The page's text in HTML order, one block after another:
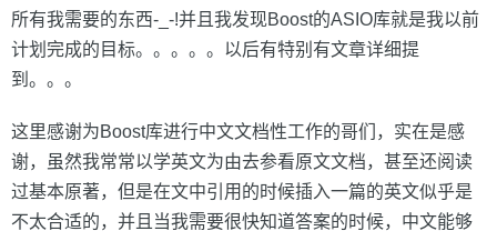
所有我需要的东西-_-!并且我发现Boost的ASIO库就是我以前
计划完成的目标。。。。。以后有特别有文章详细提
到。。。
这里感谢为Boost库进行中文文档性工作的哥们，实在是感
谢，虽然我常常以学英文为由去参看原文文档，甚至还阅读
过基本原著，但是在文中引用的时候插入一篇的英文似乎是
不太合适的，并且当我需要很快知道答案的时候，中文能够